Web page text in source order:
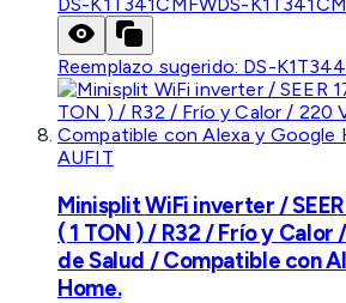
Reemplazo sugerido: DS-
AUFIT
Minisplit WiFi inverter /
( 1 TON ) / R32 / Frío y
de Salud / Compatible con
Home.